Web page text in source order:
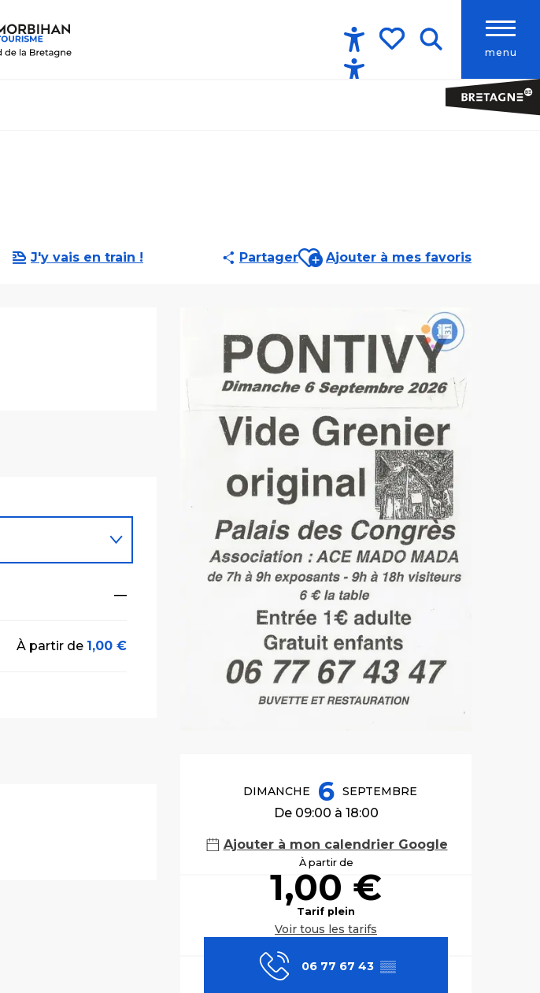
menu
Accessibilité
J'y vais en train ! PartagerAjouter aux favoris
Ajouter à mes favoris
Ouverture et
DIMANCHE 6 SEPTEMBRE
De 09:00 à 18:00
Ajouter à mon calendrier Google
À partir de
1,00 €
Tarif plein
Voir tous les tarifs
06 77 67 43 ▒▒
—
À partir de 1,00 €